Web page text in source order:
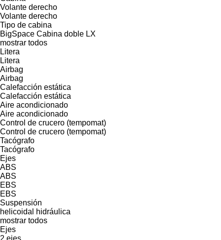
Volante derecho
Volante derecho
Tipo de cabina
BigSpace Cabina doble LX
mostrar todos
Litera
Litera
Airbag
Airbag
Calefacción estática
Calefacción estática
Aire acondicionado
Aire acondicionado
Control de crucero (tempomat)
Control de crucero (tempomat)
Tacógrafo
Tacógrafo
Ejes
ABS
ABS
EBS
EBS
Suspensión
helicoidal
hidráulica
mostrar todos
Ejes
2 ejes